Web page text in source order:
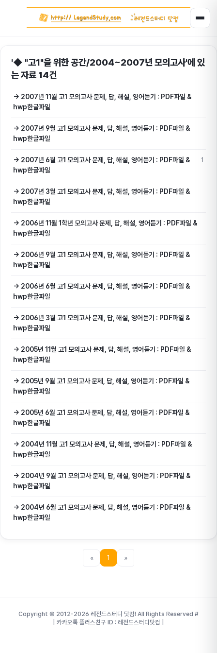
'◆ "고1"을 위한 공간/2004~2007년 모의고사'에 있
는 자료 14건
→ 2007년 11월 고1 모의고사 문제, 답, 해설, 영어듣기 : PDF파일 &
hwp한글파일
→ 2007년 9월 고1 모의고사 문제, 답, 해설, 영어듣기 : PDF파일 &
hwp한글파일
→ 2007년 6월 고1 모의고사 문제, 답, 해설, 영어듣기 : PDF파일 &
hwp한글파일
1
→ 2007년 3월 고1 모의고사 문제, 답, 해설, 영어듣기 : PDF파일 &
hwp한글파일
→ 2006년 11월 1학년 모의고사 문제, 답, 해설, 영어듣기 : PDF파일 &
hwp한글파일
→ 2006년 9월 고1 모의고사 문제, 답, 해설, 영어듣기 : PDF파일 &
hwp한글파일
→ 2006년 6월 고1 모의고사 문제, 답, 해설, 영어듣기 : PDF파일 &
hwp한글파일
→ 2006년 3월 고1 모의고사 문제, 답, 해설, 영어듣기 : PDF파일 &
hwp한글파일
→ 2005년 11월 고1 모의고사 문제, 답, 해설, 영어듣기 : PDF파일 &
hwp한글파일
→ 2005년 9월 고1 모의고사 문제, 답, 해설, 영어듣기 : PDF파일 &
hwp한글파일
→ 2005년 6월 고1 모의고사 문제, 답, 해설, 영어듣기 : PDF파일 &
hwp한글파일
→ 2004년 11월 고1 모의고사 문제, 답, 해설, 영어듣기 : PDF파일 &
hwp한글파일
→ 2004년 9월 고1 모의고사 문제, 답, 해설, 영어듣기 : PDF파일 &
hwp한글파일
→ 2004년 6월 고1 모의고사 문제, 답, 해설, 영어듣기 : PDF파일 &
hwp한글파일
« 1 »
Copyright © 2012-2026 레전드스터디 닷컴! All Rights Reserved #
| 카카오톡 플러스친구 ID : 레전드스터디닷컴 |